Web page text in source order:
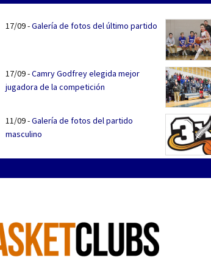
17/09-Galería de fotos del último partido
17/09-Camry Godfrey elegida mejor
jugadora de la competición
11/09-Galería de fotos del partido
masculino